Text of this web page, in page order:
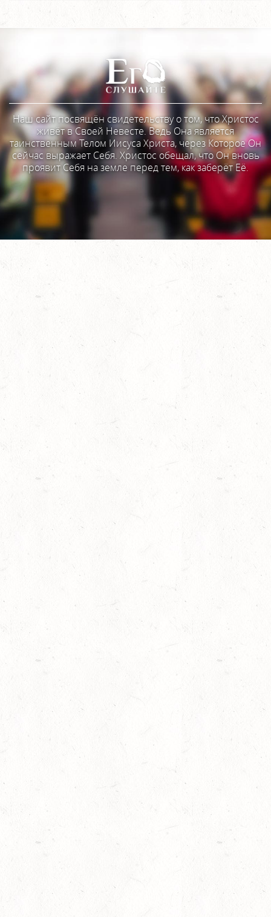
Наш сайт посвящён свидетельству о том, что Христос
живёт в Своей Невесте. Ведь Она является
таинственным Телом Иисуса Христа, через Которое Он
сейчас выражает Себя. Христос обещал, что Он вновь
проявит Себя на земле перед тем, как заберёт Её.